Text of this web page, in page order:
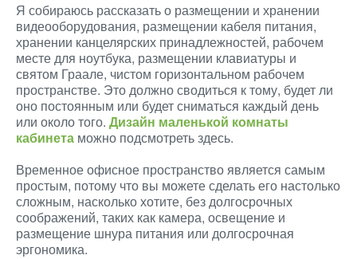
Я собираюсь рассказать о размещении и хранении
видеооборудования, размещении кабеля питания,
хранении канцелярских принадлежностей, рабочем
месте для ноутбука, размещении клавиатуры и
святом Граале, чистом горизонтальном рабочем
пространстве. Это должно сводиться к тому, будет ли
оно постоянным или будет сниматься каждый день
или около того. Дизайн маленькой комнаты
кабинета можно подсмотреть здесь.
Временное офисное пространство является самым
простым, потому что вы можете сделать его настолько
сложным, насколько хотите, без долгосрочных
соображений, таких как камера, освещение и
размещение шнура питания или долгосрочная
эргономика.